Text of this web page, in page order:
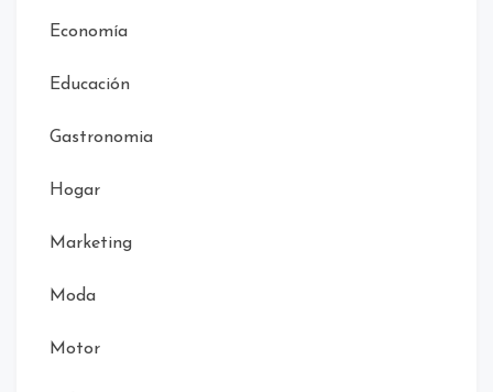
Economía
Educación
Gastronomia
Hogar
Marketing
Moda
Motor